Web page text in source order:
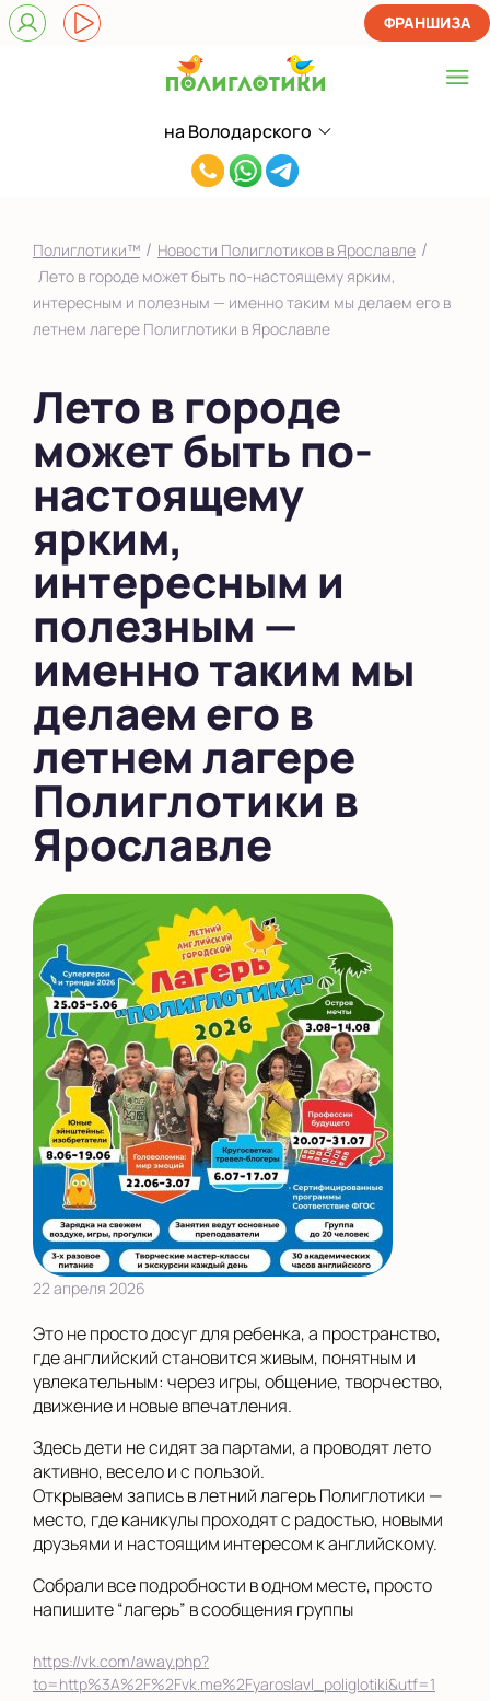
на Володарского
Выберите центр
на Батова
Показать на карте
Выбрать другой город
8(965)726-
ФРАНШИЗА
Полиглотики™ / Новости Полиглотиков в Ярославле /
Лето в городе может быть по-настоящему ярким,
интересным и полезным — именно таким мы делаем его в
летнем лагере Полиглотики в Ярославле
Лето в городе
может быть по-
настоящему
ярким,
интересным и
полезным —
именно таким мы
делаем его в
летнем лагере
Полиглотики в
Ярославле
22 апреля 2026
Это не просто досуг для ребенка, а пространство,
где английский становится живым, понятным и
увлекательным: через игры, общение, творчество,
движение и новые впечатления.
Здесь дети не сидят за партами, а проводят лето
активно, весело и с пользой.
Открываем запись в летний лагерь Полиглотики —
место, где каникулы проходят с радостью, новыми
друзьями и настоящим интересом к английскому.
Собрали все подробности в одном месте, просто
напишите “лагерь” в сообщения группы
https://vk.com/away.php?
to=http%3A%2F%2Fvk.me%2Fyaroslavl_poliglotiki&utf=1